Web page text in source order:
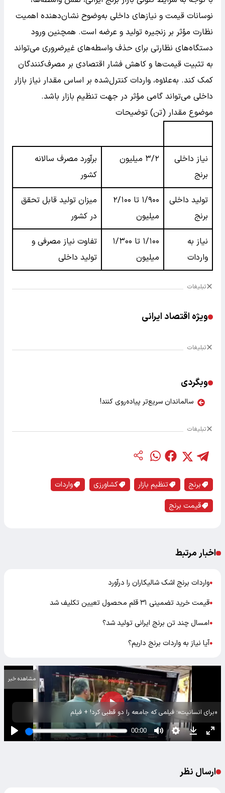
نوسانات قیمت و نیازهای داخلی به‌وضوح نشان‌دهنده اهمیت
نظارت مؤثر بر زنجیره تولید و عرضه است. همچنین ورود
دستگاه‌های نظارتی برای حذف واسطه‌های غیرضروری می‌تواند
به تثبیت قیمت‌ها و کاهش فشار اقتصادی بر مصرف‌کنندگان
کمک کند. به‌علاوه، واردات کنترل‌شده بر اساس مقدار نیاز بازار
داخلی می‌تواند گامی مؤثر در جهت تنظیم بازار باشد.
موضوع مقدار (تن) توضیحات
نیاز داخلی
برنج
۳/۲ میلیون
برآورد مصرف سالانه
کشور
تولید داخلی
برنج
۱/۹۰۰ تا ۲/۱۰۰
میلیون
میزان تولید قابل‌ تحقق
در کشور
نیاز به
واردات
۱/۱۰۰ تا ۱/۳۰۰
میلیون
تفاوت نیاز مصرفی و
تولید داخلی
تبلیغات
ویژه اقتصاد ایرانی
تبلیغات
وبگردی
سالماندان سریع‌تر پیاده‌روی کنند!
تبلیغات
برنج تنظیم بازار کشاورزی
واردات
قیمت برنج
اخبار مرتبط
●واردات برنج اشک شالیکاران را درآورد
●قیمت خرید تضمینی ۳۱ قلم محصول تعیین تکلیف شد
●امسال چند تن برنج ایرانی تولید شد؟
●آیا نیاز به واردات برنج داریم؟
«برای انسانیت»؛ فیلمی که جامعه را دو قطبی کرد! + فیلم
مشاهده خبر
ارسال نظر